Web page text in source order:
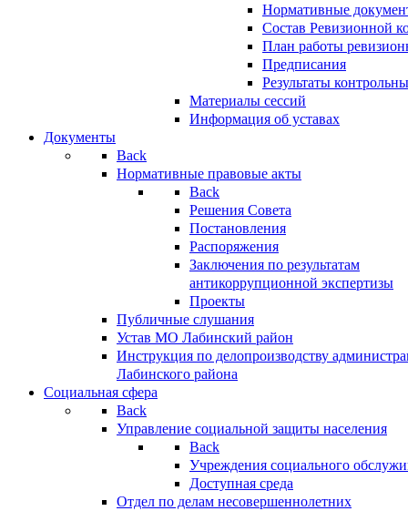
Нормативные
Состав Ревизионной
План работы
Предписания
Результаты
Материалы сессий
Информация об уставах
Документы
Back
Нормативные правовые акты
Back
Решения Совета
Постановления
Распоряжения
Заключения по результатам
антикоррупционной экспертизы
Проекты
Публичные слушания
Устав МО Лабинский район
Инструкция по делопроизводству
Лабинского района
Социальная сфера
Back
Управление социальной защиты населения
Back
Учреждения социального
Доступная среда
Отдел по делам несовершеннолетних